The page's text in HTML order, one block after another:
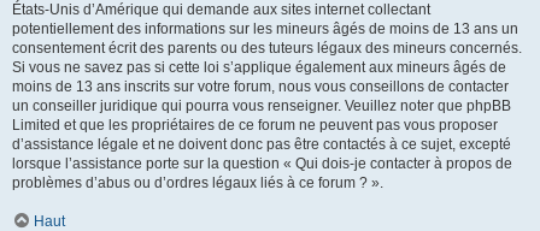
États-Unis d’Amérique qui demande aux sites internet collectant
potentiellement des informations sur les mineurs âgés de moins de 13 ans un
consentement écrit des parents ou des tuteurs légaux des mineurs concernés.
Si vous ne savez pas si cette loi s’applique également aux mineurs âgés de
moins de 13 ans inscrits sur votre forum, nous vous conseillons de contacter
un conseiller juridique qui pourra vous renseigner. Veuillez noter que phpBB
Limited et que les propriétaires de ce forum ne peuvent pas vous proposer
d’assistance légale et ne doivent donc pas être contactés à ce sujet, excepté
lorsque l’assistance porte sur la question « Qui dois-je contacter à propos de
problèmes d’abus ou d’ordres légaux liés à ce forum ? ».
Haut